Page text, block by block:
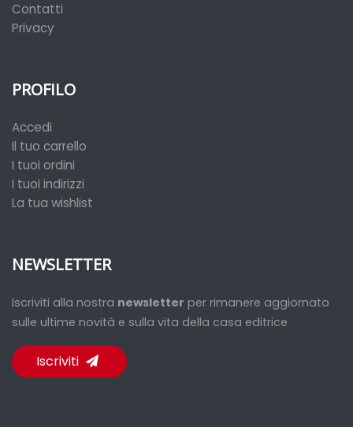
Contatti
Privacy
PROFILO
Accedi
Il tuo carrello
I tuoi ordini
I tuoi indirizzi
La tua wishlist
NEWSLETTER
Iscriviti alla nostra newsletter per rimanere aggiornato
sulle ultime novità e sulla vita della casa editrice
Iscriviti